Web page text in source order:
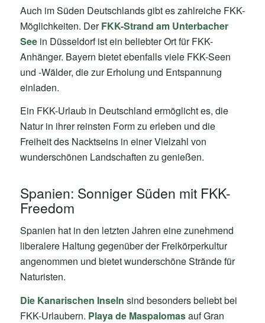
Auch im Süden Deutschlands gibt es zahlreiche FKK-
Möglichkeiten. DerFKK-Strand am Unterbacher
Seein Düsseldorf ist ein beliebter Ort für FKK-
Anhänger. Bayern bietet ebenfalls viele FKK-Seen
und -Wälder, die zur Erholung und Entspannung
einladen.
Ein FKK-Urlaub in Deutschland ermöglicht es, die
Natur in ihrer reinsten Form zu erleben und die
Freiheit des Nacktseins in einer Vielzahl von
wunderschönen Landschaften zu genießen.
Spanien: Sonniger Süden mit FKK-
Freedom
Spanien hat in den letzten Jahren eine zunehmend
liberalere Haltung gegenüber der Freikörperkultur
angenommen und bietet wunderschöne Strände für
Naturisten.
Die Kanarischen Inseln sind besonders beliebt bei
FKK-Urlaubern. Playa de Maspalomasauf Gran